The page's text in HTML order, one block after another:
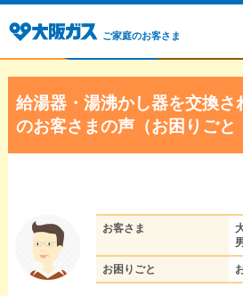
ご家庭のお客さま
給湯器・湯沸かし器を交換さ
のお客さまの声（お困りごと
お客さま
お困りごと